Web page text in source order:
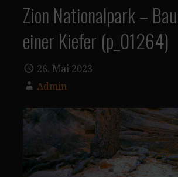
Zion Nationalpark –
einer Kiefer (p_01264)
26. Mai 2023
Admin